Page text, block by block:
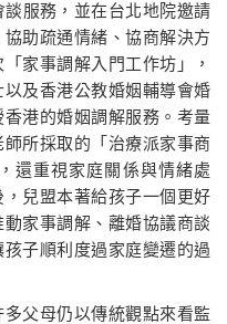
服務，並在台北地院邀請
助疏通情緒、協商解決方
家事調解入門工作坊」，
及香港公教婚姻輔導會婚
港的婚姻調解服務。考量
所採取的「治療派家事商
還重視家庭關係與情緒處
兒盟本著給孩子一個更好
家事調解、離婚協議商談
子順利度過家庭變遷的過
父母仍以傳統觀點來看監